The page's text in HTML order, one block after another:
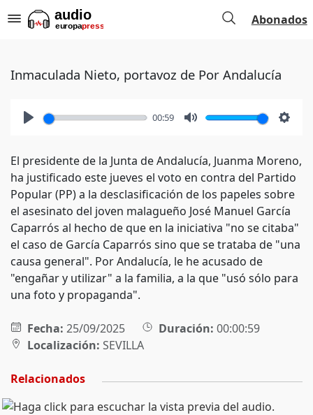
Abonados
Inmaculada Nieto, portavoz de Por Andalucía
00:59
El presidente de la Junta de Andalucía, Juanma Moreno,
ha justificado este jueves el voto en contra del Partido
Popular (PP) a la desclasificación de los papeles sobre
el asesinato del joven malagueño José Manuel García
Caparrós al hecho de que en la iniciativa "no se citaba"
el caso de García Caparrós sino que se trataba de "una
causa general". Por Andalucía, le he acusado de
"engañar y utilizar" a la familia, a la que "usó sólo para
una foto y propaganda".
Fecha: 25/09/2025 Duración: 00:00:59
Localización: SEVILLA
Relacionados